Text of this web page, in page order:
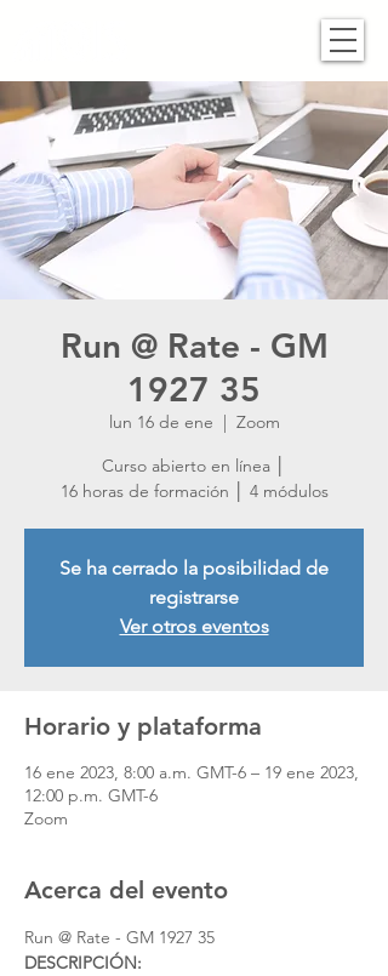
Run @ Rate - GM
1927 35
lun 16 de ene
  |
Zoom
Curso abierto en línea │
16 horas de formación │ 4 módulos
Se ha cerrado la posibilidad de
registrarse
Ver otros eventos
Horario y plataforma
16 ene 2023, 8:00 a.m. GMT-6 – 19 ene 2023,
12:00 p.m. GMT-6
Zoom
Acerca del evento
Run @ Rate - GM 1927 35
DESCRIPCIÓN: